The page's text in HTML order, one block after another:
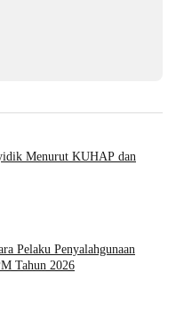
Menurut KUHAP dan
Pelaku Penyalahgunaan
Tahun 2026